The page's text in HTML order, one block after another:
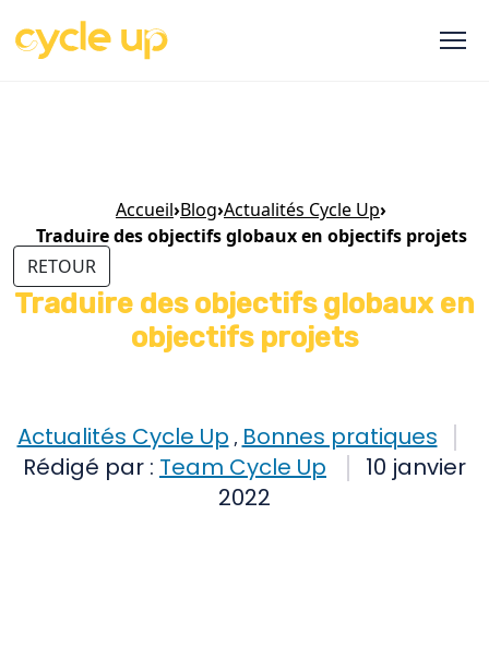
RETOUR
Traduire des objectifs globaux en
objectifs projets
Actualités Cycle Up , Bonnes pratiques
Rédigé par : Team Cycle Up
10 janvier
2022
Accueil›Blog›Actualités Cycle Up›
Traduire des objectifs globaux en objectifs projets